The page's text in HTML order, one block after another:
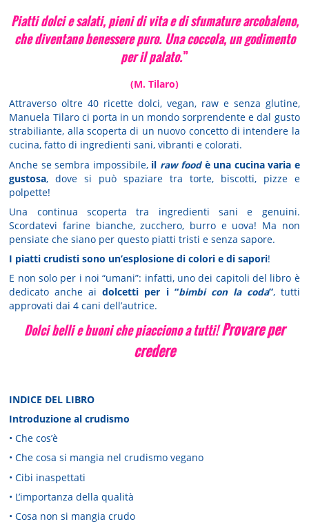
Piatti dolci e salati, pieni di vita e di sfumature arcobaleno,
che diventano benessere puro. Una coccola, un godimento
per il palato.”
(M. Tilaro)
Attraverso oltre 40 ricette dolci, vegan, raw e senza glutine,
Manuela Tilaro ci porta in un mondo sorprendente e dal gusto
strabiliante, alla scoperta di un nuovo concetto di intendere la
cucina, fatto di ingredienti sani, vibranti e colorati.
Anche se sembra impossibile, il raw foodè una cucina varia e
gustosa, dove si può spaziare tra torte, biscotti, pizze e
polpette!
Una continua scoperta tra ingredienti sani e genuini.
Scordatevi farine bianche, zucchero, burro e uova! Ma non
pensiate che siano per questo piatti tristi e senza sapore.
I piatti crudisti sono un’esplosione di colori e di sapori!
E non solo per i noi “umani”: infatti, uno dei capitoli del libro è
dedicato anche aidolcetti per i “bimbi con la coda”, tutti
approvati dai 4 cani dell’autrice.
Dolci belli e buoni che piacciono a tutti!Provare per
credere
INDICE DEL LIBRO
Introduzione al crudismo
• Che cos’è
• Che cosa si mangia nel crudismo vegano
• Cibi inaspettati
• L’importanza della qualità
• Cosa non si mangia crudo